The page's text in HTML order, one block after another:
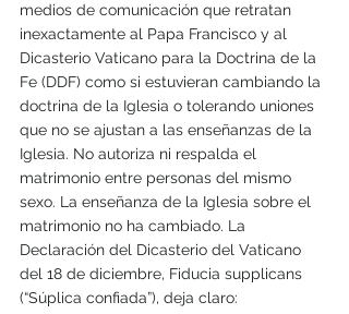
medios de comunicación que retratan
inexactamente al Papa Francisco y al
Dicasterio Vaticano para la Doctrina de la
Fe (DDF) como si estuvieran cambiando la
doctrina de la Iglesia o tolerando uniones
que no se ajustan a las enseñanzas de la
Iglesia. No autoriza ni respalda el
matrimonio entre personas del mismo
sexo. La enseñanza de la Iglesia sobre el
matrimonio no ha cambiado. La
Declaración del Dicasterio del Vaticano
del 18 de diciembre, Fiducia supplicans
(“Súplica confiada”), deja claro: